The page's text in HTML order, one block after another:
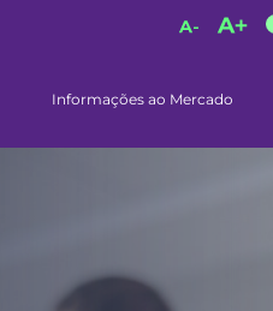
Informações ao Mercado